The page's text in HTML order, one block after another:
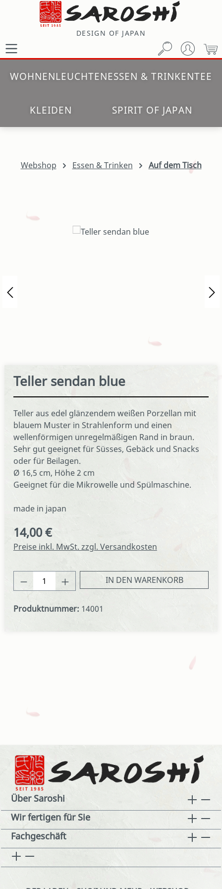
Zum Hauptinhalt springen
DESIGN OF JAPAN
WOHNENLEUCHTENESSEN & TRINKENTEE
KLEIDEN SPIRIT OF JAPAN
Webshop Essen & Trinken Auf dem Tisch
Bildergalerie überspringen
Teller sendan blue
Teller aus edel glänzendem weißen Porzellan mit
blauem Muster in Strahlenform und einen
wellenförmigen unregelmäßigen Rand in braun.
Sehr gut geeignet für Süsses, Gebäck und Snacks
oder für Beilagen.
Ø 16,5 cm, Höhe 2 cm
Geeignet für die Mikrowelle und Spülmaschine.
made in japan
Regulärer Preis:
14,00 €
Preise inkl. MwSt. zzgl. Versandkosten
Produkt Anzahl: Gib denIN DEN WARENKORB
Produktnummer: 14001
Über Saroshi
Wir fertigen für Sie
Fachgeschäft